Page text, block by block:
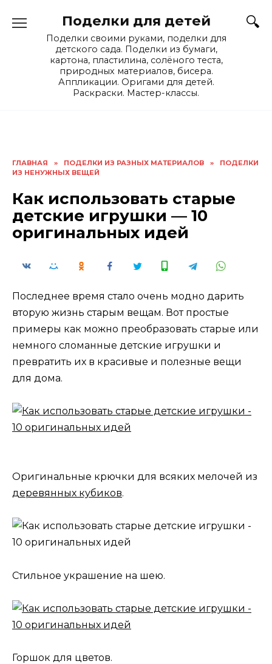
Поделки для детей
Поделки своими руками, поделки для
детского сада. Поделки из бумаги,
картона, пластилина, солёного теста,
природных материалов, бисера.
Аппликации. Оригами для детей.
Раскраски. Мастер-классы.
ГЛАВНАЯ » ПОДЕЛКИ ИЗ РАЗНЫХ МАТЕРИАЛОВ »
ПОДЕЛКИ
ИЗ НЕНУЖНЫХ ВЕЩЕЙ
Как использовать старые
детские игрушки — 10
оригинальных идей
Последнее время стало очень модно дарить
вторую жизнь старым вещам. Вот простые
примеры как можно преобразовать старые или
немного сломанные детские игрушки и
превратить их в красивые и полезные вещи
для дома.
Оригинальные крючки для всяких мелочей из
деревянных кубиков.
Стильное украшение на шею.
Горшок для цветов.